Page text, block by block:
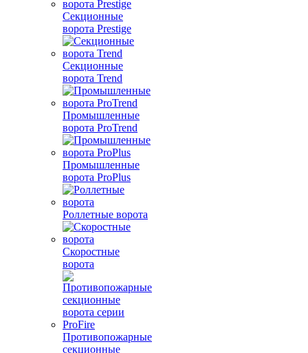
Секционные
ворота Prestige
Секционные
ворота Trend
Промышленные
ворота ProTrend
Промышленные
ворота ProPlus
Роллетные ворота
Скоростные
ворота
Противопожарные
секционные